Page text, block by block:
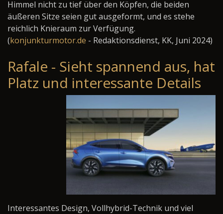
Himmel nicht zu tief über den Köpfen, die beiden
äußeren Sitze seien gut ausgeformt, und es stehe
reichlich Knieraum zur Verfügung.
(konjunkturmotor.de - Redaktionsdienst, KK, Juni 2024)
Rafale - Sieht spannend aus, hat
Platz und interessante Details
Interessantes Design, Vollhybrid-Technik und viel